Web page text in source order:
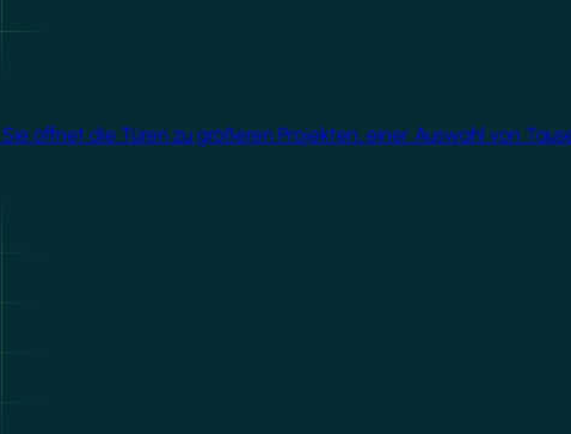
öffnet die Türen zu größeren Projekten, einer Auswahl von